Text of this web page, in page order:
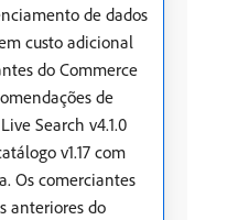
de dados
custo adicional
do Commerce
de
Search v4.1.0
v1.17 com
Os comerciantes
anteriores do